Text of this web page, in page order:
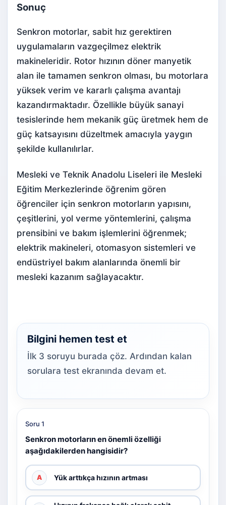
Sonuç
Senkron motorlar, sabit hız gerektiren
uygulamaların vazgeçilmez elektrik
makineleridir. Rotor hızının döner manyetik
alan ile tamamen senkron olması, bu motorlara
yüksek verim ve kararlı çalışma avantajı
kazandırmaktadır. Özellikle büyük sanayi
tesislerinde hem mekanik güç üretmek hem de
güç katsayısını düzeltmek amacıyla yaygın
şekilde kullanılırlar.
Mesleki ve Teknik Anadolu Liseleri ile Mesleki
Eğitim Merkezlerinde öğrenim gören
öğrenciler için senkron motorların yapısını,
çeşitlerini, yol verme yöntemlerini, çalışma
prensibini ve bakım işlemlerini öğrenmek;
elektrik makineleri, otomasyon sistemleri ve
endüstriyel bakım alanlarında önemli bir
mesleki kazanım sağlayacaktır.
Bilgini hemen test et
İlk 3 soruyu burada çöz. Ardından kalan
sorulara test ekranında devam et.
Soru 1
Senkron motorların en önemli özelliği
aşağıdakilerden hangisidir?
A Yük arttıkça hızının artması